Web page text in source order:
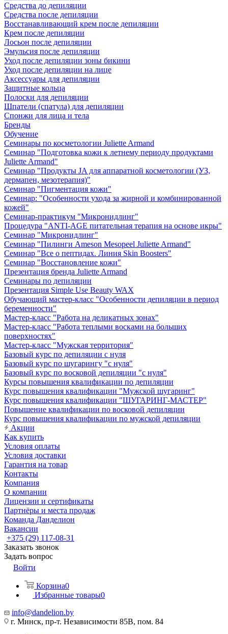
Средства до депиляции
Средства после депиляции
Восстанавливающий крем после депиляции
Крем после депиляции
Лосьон после депиляции
Эмульсия после депиляции
Уход после депиляции зоны бикини
Уход после депиляции на лице
Аксессуары для депиляции
Защитные кольца
Полоски для депиляции
Шпатели (спатула) для депиляции
Спонжи для лица и тела
Бренды
Обучение
Семинары по косметологии Juliette Armand
Семинар "Подготовка кожи к летнему периоду продуктами
Juliette Armand"
Семинар "Продукты JA для аппаратной косметологии (УЗ,
дермапен, мезотерапия)"
Семинар "Пигментация кожи"
Семинар: "Особенности ухода за жирной и комбинированной
кожей"
Семинар-практикум "Микронидлинг"
Процедура "ANTI-AGE питательная терапия на основе икры"
Семинар "Микронидлинг"
Семинар "Пилинги Ameson Mesopeel Juliette Armand"
Семинар "Все о пептидах. Линия Skin Boosters"
Семинар "Восстановление кожи"
Презентация бренда Juliette Armand
Семинары по депиляции
Презентация Simple Use Beauty WAX
Обучающий мастер-класс "Особенности депиляции в период
беременности"
Мастер-класс "Работа на деликатных зонах"
Мастер-класс "Работа теплыми восками на больших
поверхностях"
Мастер-класс "Мужская территория"
Базовый курс по депиляции с нуля
Базовый курс по шугарингу "с нуля"
Базовый курс по восковой депиляции "с нуля"
Курсы повышения квалификации по депиляции
Курс повышения квалификации "Мужской шугаринг"
Курс повышения квалификации "ШУГАРИНГ-МАСТЕР"
Повышение квалификации по восковой депиляции
Курс повышения квалификации по мужской депиляции
Акции
Как купить
Условия оплаты
Условия доставки
Гарантия на товар
Контакты
Компания
О компании
Лицензии и сертификаты
Партнёры и места продаж
Команда Данделион
Вакансии
+375 (29) 117-08-31
Заказать звонок
Задать вопрос
Войти
Корзина0
Избранные товары0
info@dandelion.by
г. Минск, пр-т. Независимости 85В, пом. 84